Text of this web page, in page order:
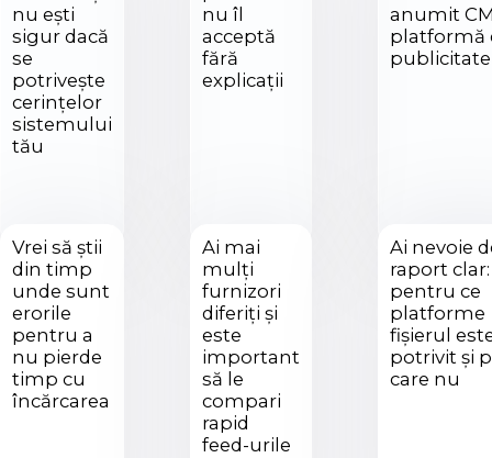
nu ești
sigur dacă
se
potrivește
cerințelor
sistemului
tău
nu îl
acceptă
fără
explicații
anumit
platformă
publicitate
Vrei să știi
din timp
unde sunt
erorile
pentru a
nu pierde
timp cu
încărcarea
Ai mai
mulți
furnizori
diferiți și
este
important
să le
compari
rapid
feed-urile
Ai nevoie
raport clar:
pentru ce
platforme
fișierul
potrivit și
care nu